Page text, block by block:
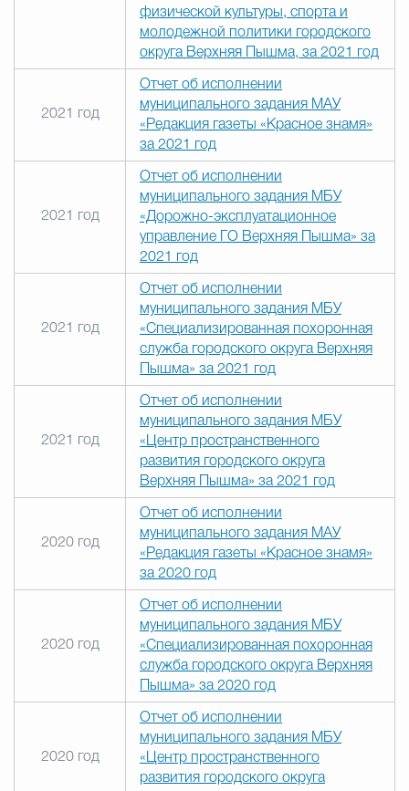
физической культуры, спорта и
молодежной политики городского
округа Верхняя Пышма, за 2021 год
2021 год
Отчет об исполнении
муниципального задания МАУ
«Редакция газеты «Красное знамя»
за 2021 год
2021 год
Отчет об исполнении
муниципального задания МБУ
«Дорожно-эксплуатационное
управление ГО Верхняя Пышма» за
2021 год
2021 год
Отчет об исполнении
муниципального задания МБУ
«Специализированная похоронная
служба городского округа Верхняя
Пышма» за 2021 год
2021 год
Отчет об исполнении
муниципального задания МБУ
«Центр пространственного
развития городского округа
Верхняя Пышма» за 2021 год
2020 год
Отчет об исполнении
муниципального задания МАУ
«Редакция газеты «Красное знамя»
за 2020 год
2020 год
Отчет об исполнении
муниципального задания МБУ
«Специализированная похоронная
служба городского округа Верхняя
Пышма» за 2020 год
2020 год
Отчет об исполнении
муниципального задания МБУ
«Центр пространственного
развития городского округа